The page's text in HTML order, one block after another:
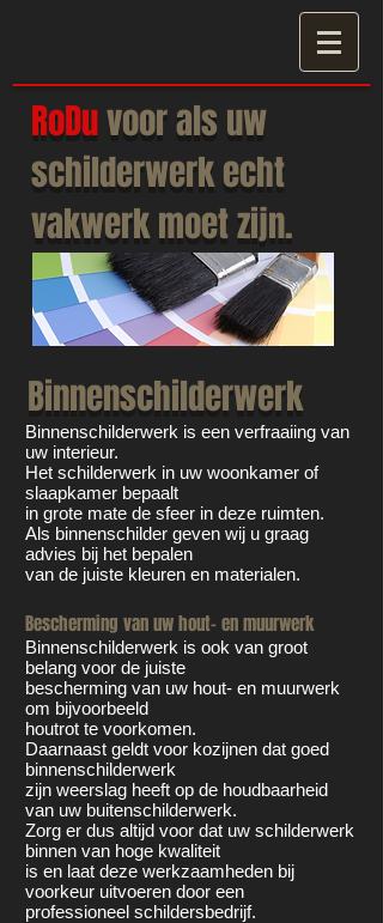
RoDuvoor als uw
schilderwerk echt
vakwerk moet zijn.
Binnenschilderwerk is een verfraaiing van
uw interieur.
Het schilderwerk in uw woonkamer of
slaapkamer bepaalt
in grote mate de sfeer in deze ruimten.
Als binnenschilder geven wij u graag
advies bij het bepalen
van de juiste kleuren en materialen.
Bescherming van uw hout- en muurwerk
Binnenschilderwerk is ook van groot
belang voor de juiste
bescherming van uw hout- en muurwerk
om bijvoorbeeld
houtrot te voorkomen.
Daarnaast geldt voor kozijnen dat goed
binnenschilderwerk
zijn weerslag heeft op de houdbaarheid
van uw buitenschilderwerk.
Zorg er dus altijd voor dat uw schilderwerk
binnen van hoge kwaliteit
is en laat deze werkzaamheden bij
voorkeur uitvoeren door een
professioneel schildersbedrijf.
Binnenschilderwerk